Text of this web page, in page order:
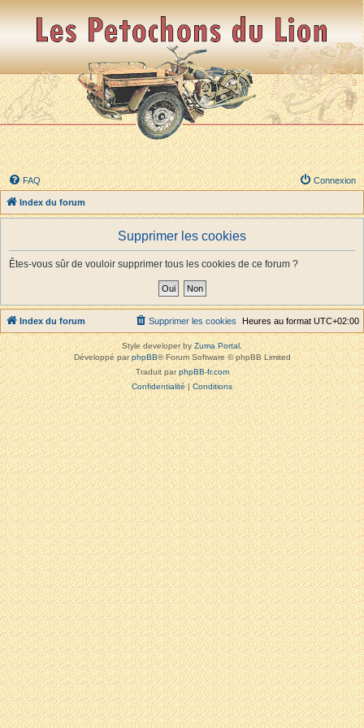
FAQ Connexion
Index du forum
Supprimer les cookies
Êtes-vous sûr de vouloir supprimer tous les cookies de ce forum ?
Index du forum Heures au format UTC+02:00
Supprimer les cookies
Style developer byZuma Portal,
Développé parphpBB® Forum Software © phpBB Limited
Traduit parphpBB-fr.com
Confidentialité|Conditions